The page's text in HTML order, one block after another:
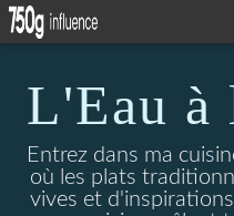
L'Eau à
Entrez dans ma
où les plats
vives et